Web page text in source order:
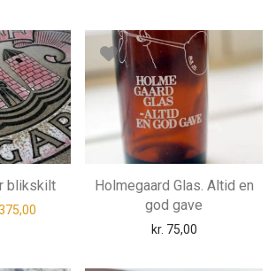
blikskilt
oprindelige pris var: kr. 450,00.
Den aktuelle pris er: kr. 375,00.
Holmegaard Glas. Altid en
god gave
kr. 75,00